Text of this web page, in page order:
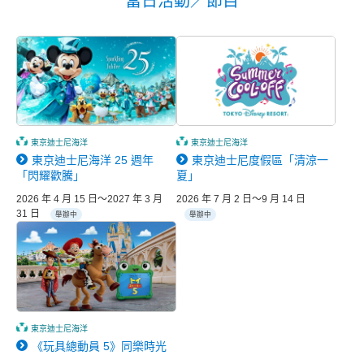
東京迪士尼海洋
東京迪士尼海洋 25 週年
「閃耀歡騰」
2026 年 4 月 15 日～2027 年 3 月
31 日
舉辦中
東京迪士尼海洋
東京迪士尼度假區「清涼一
夏」
2026 年 7 月 2 日～9 月 14 日
舉辦中
東京迪士尼海洋
《玩具總動員 5》同樂時光